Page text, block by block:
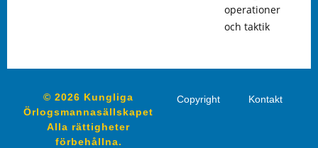
operationer
och taktik
© 2026 Kungliga
Örlogsmannasällskapet
Alla rättigheter
förbehållna.
Copyright Kontakt